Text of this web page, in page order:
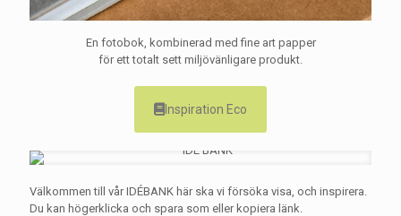
En fotobok, kombinerad med fine art papper
för ett totalt sett miljövänligare produkt.
Inspiration Eco
Välkommen till vår IDÉBANK här ska vi försöka visa, och inspirera.
Du kan högerklicka och spara som eller kopiera länk.